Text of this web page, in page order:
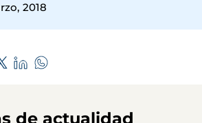
2018
de actualidad